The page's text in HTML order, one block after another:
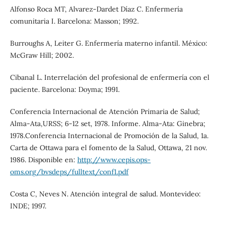
Alfonso Roca MT, Alvarez-Dardet Díaz C. Enfermería
comunitaria I. Barcelona: Masson; 1992.
Burroughs A, Leiter G. Enfermería materno infantil. México:
McGraw Hill; 2002.
Cibanal L. Interrelación del profesional de enfermería con el
paciente. Barcelona: Doyma; 1991.
Conferencia Internacional de Atención Primaria de Salud;
Alma-Ata,URSS; 6-12 set, 1978. Informe. Alma-Ata: Ginebra;
1978.Conferencia Internacional de Promoción de la Salud, 1a.
Carta de Ottawa para el fomento de la Salud, Ottawa, 21 nov.
1986. Disponible en: http://www.cepis.ops-
oms.org/bvsdeps/fulltext/conf1.pdf
Costa C, Neves N. Atención integral de salud. Montevideo:
INDE; 1997.